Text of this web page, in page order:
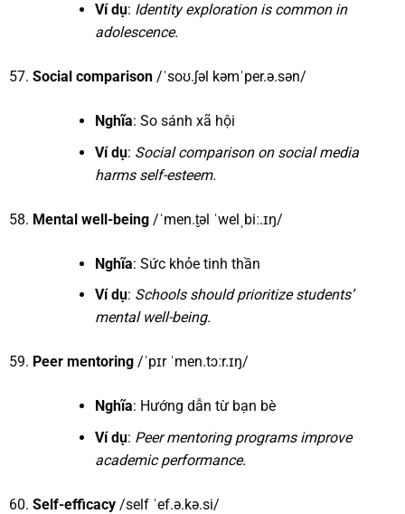
Ví dụ: Identity exploration is common in
adolescence.
Social comparison/ˈsoʊ.ʃəl kəmˈper.ə.sən/
Nghĩa: So sánh xã hội
Ví dụ: Social comparison on social media
harms self-esteem.
Mental well-being/ˈmen.t̬əl ˈwelˌbiː.ɪŋ/
Nghĩa: Sức khỏe tinh thần
Ví dụ: Schools should prioritize students’
mental well-being.
Peer mentoring/ˈpɪr ˈmen.tɔːr.ɪŋ/
Nghĩa: Hướng dẫn từ bạn bè
Ví dụ: Peer mentoring programs improve
academic performance.
Self-efficacy/self ˈef.ə.kə.si/